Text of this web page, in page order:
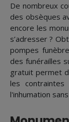
De nombreux
des obsèques
encore les
s’adresser ?
pompes
des funérailles
gratuit permet
les contraintes
l'inhumation